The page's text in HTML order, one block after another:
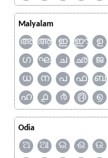
Malyalam
അ ആ ഇ ഈ ഉ
ഗ
ഘ ച ഛ ജ
ധ
ന പ ഫ ബ
ഹ
൧ ൪ ൫ ൭
Odia
ଅ ଆ ଇ ଈ ଉ